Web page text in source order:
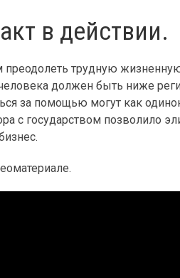
в действии.
трудную
должен быть ниже
за помощью могут как
с государством позволило